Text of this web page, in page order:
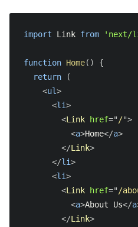
Using MDX
AMP Support
はじめに
AMPコンポーネント
AMPの検証
AMPの静的HTMLエ
Babel 設定のカスタマイ
PostCSS設定のカスタマ
カスタムサーバー
カスタム`App`
Migrating from React
テスト
API Reference
Create Next App
next/router
next/link
import Link from 'next/
function Home( )
{
return
(
<ul>
<li>
<Link href=" /">
<a>Home</a>
</Link>
</li>
<li>
<Link href=" /
<a>About Us</a
</Link>